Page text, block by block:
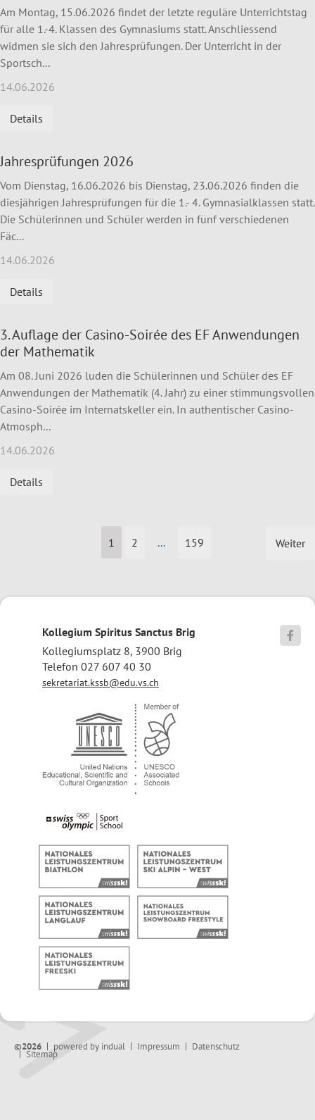
Am Montag, 15.06.2026 findet der letzte reguläre Unterrichtstag
für alle 1.-4. Klassen des Gymnasiums statt. Anschliessend
widmen sie sich den Jahresprüfungen. Der Unterricht in der
Sportsch...
14.06.2026
Details
Jahresprüfungen 2026
Vom Dienstag, 16.06.2026 bis Dienstag, 23.06.2026 finden die
diesjährigen Jahresprüfungen für die 1.- 4. Gymnasialklassen statt.
Die Schülerinnen und Schüler werden in fünf verschiedenen
Fäc...
14.06.2026
Details
3. Auflage der Casino-Soirée des EF Anwendungen
der Mathematik
Am 08. Juni 2026 luden die Schülerinnen und Schüler des EF
Anwendungen der Mathematik (4. Jahr) zu einer stimmungsvollen
Casino-Soirée im Internatskeller ein. In authentischer Casino-
Atmosph...
14.06.2026
Details
1 2 ... 159 Weiter
Kollegium Spiritus Sanctus Brig
Kollegiumsplatz 8, 3900 Brig
Telefon 027 607 40 30
sekretariat.kssb@edu.vs.ch

©2026 powered by indual Impressum Datenschutz
Sitemap